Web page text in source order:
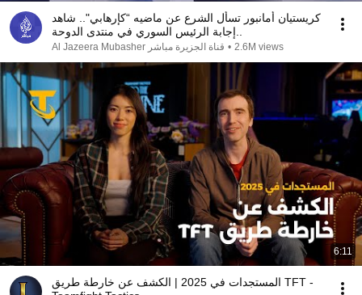
كريستيان أمانبور تسأل الشرع عن ماضيه “كإرهابي".. شاهد
Al Jazeera Mubasher قناة الجزيرة مباشر • 2.6M views
6:11
المستجدات في 2025 | الكشف عن خارطة طريق TFT -